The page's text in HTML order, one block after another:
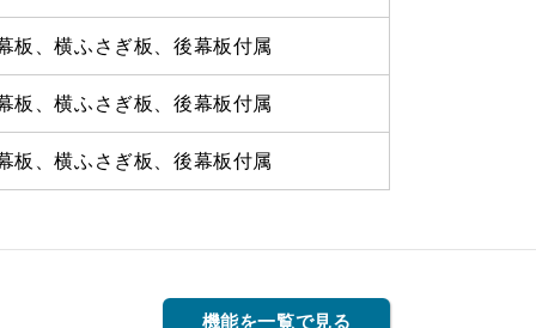
板、横ふさぎ板、後幕板付属
板、横ふさぎ板、後幕板付属
板、横ふさぎ板、後幕板付属
機能を一覧で見る